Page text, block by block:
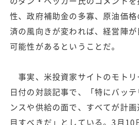
性、政府補助金の多寡、原油価
済の風向きが変われば、経営陣
可能性があるということだ。
事実、米投資家サイトのモト
日付の対談記事で、「特にバッ
ンスや供給の面で、すべてが計
目すべきだ」としている。3月10